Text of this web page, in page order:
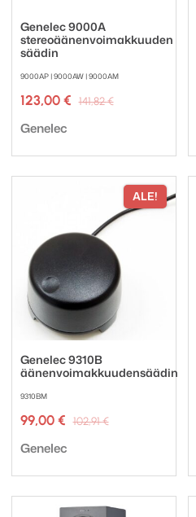
Genelec 9000A
stereoäänenvoimakkuuden
säädin
9000AP | 9000AW | 9000AM
141,82€Alkuperäinen
123,00 €
Nykyinen
Tuotemerkki:
Genelec
ALE!
Genelec 9310B
äänenvoimakkuudensäädin
9310BM
102,91€Alkuperäinen
99,00 €
Nykyinen
Tuotemerkki:
Genelec